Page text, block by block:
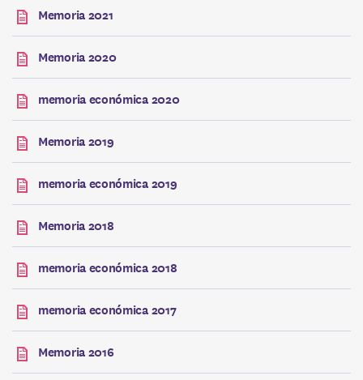
Memoria 2021
Memoria 2020
memoria económica 2020
Memoria 2019
memoria económica 2019
Memoria 2018
memoria económica 2018
memoria económica 2017
Memoria 2016